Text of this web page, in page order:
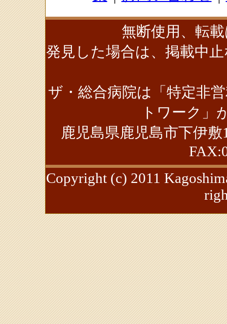
無断使用、転
発見した場合は、掲載中
ザ・総合病院は「特定非
トワーク」
鹿児島県鹿児島市下伊敷
Copyright (c) 2011